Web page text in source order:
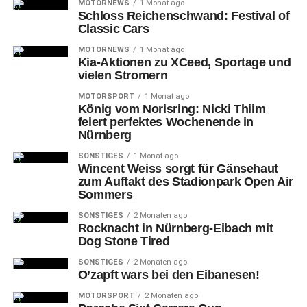
Magen sich umarmen. Die Wilde Maus, die große
Wasserrutsche, der wunderbare Veteranenclub (Kurt
Graubergers historische Holzbahn mit Oldtimern vereint
die Jüngsten mit ihren Großeltern) – „der Freiluftspaß am
Dutzendteich nimmt Fahrt auf“, sagt Lorenz Kalb und
Zuckerwattestand.
MOTORNEWS 1 Monat ago
Schloss Reichenschwand: Festival of
Classic Cars
MOTORNEWS 1 Monat ago
Kia-Aktionen zu XCeed, Sportage und
vielen Stromern
MOTORSPORT 1 Monat ago
König vom Norisring: Nicki Thiim
feiert perfektes Wochenende in
Nürnberg
SONSTIGES 1 Monat ago
Wincent Weiss sorgt für Gänsehaut
zum Auftakt des Stadionpark Open Air
Sommers
SONSTIGES 2 Monaten ago
Rocknacht in Nürnberg-Eibach mit
Dog Stone Tired
SONSTIGES 2 Monaten ago
O’zapft wars bei den Eibanesen!
MOTORSPORT 2 Monaten ago